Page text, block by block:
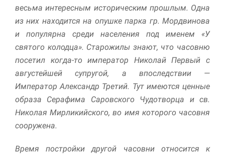
весьма интересным историческим прошлым. Одна
из них находится на опушке парка гр. Мордвинова
и популярна среди населения под именем «У
святого колодца». Старожилы знают, что часовню
посетил когда-то император Николай Первый с
августейшей супругой, а впоследствии —
Император Александр Третий. Тут имеются ценные
образа Серафима Саровского Чудотворца и св.
Николая Мирликийского, во имя которого часовня
сооружена.
Время постройки другой часовни от­носится к
Необходимые
Использование
этих файлов cookie
необходимы для
функционирования
веб-сайта.
Для того чтобы